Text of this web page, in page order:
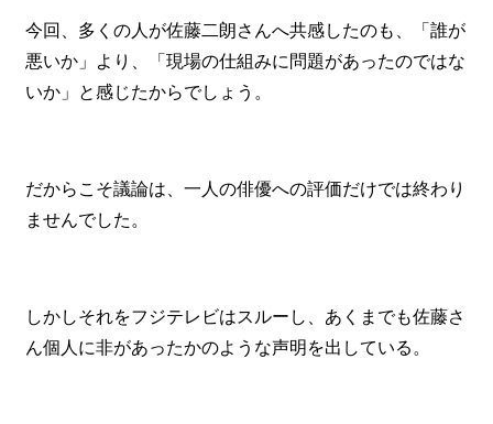
今回、多くの人が佐藤二朗さんへ共感したのも、「誰が
悪いか」より、「現場の仕組みに問題があったのではな
いか」と感じたからでしょう。
だからこそ議論は、一人の俳優への評価だけでは終わり
ませんでした。
しかしそれをフジテレビはスルーし、あくまでも佐藤さ
ん個人に非があったかのような声明を出している。